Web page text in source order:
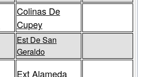
Colinas De
Cupey
Est De San
Geraldo
Ext Alameda